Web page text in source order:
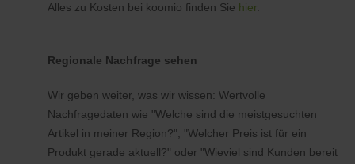
Alles zu Kosten bei koomio finden Sie hier.
Regionale Nachfrage sehen
Wir geben weiter, was wir wissen: Wertvolle
Nachfragedaten wie "Welche sind die meistgesuchten
Artikel in meiner Region?", "Welcher Preis ist für ein
Produkt gerade aktuell?" oder "Wieviel sind Kunden bereit